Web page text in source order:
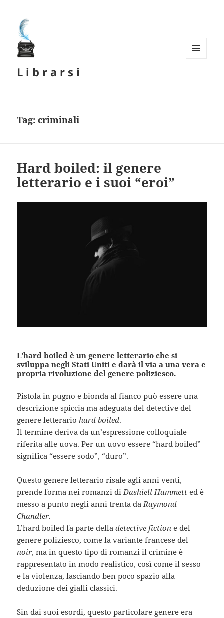
L i b r a r s i
Tag:criminali
Hard boiled: il genere
letterario e i suoi “eroi”
L’hard boiled è un genere letterario che si
sviluppa negli Stati Uniti e darà il via a una vera e
propria rivoluzione del genere poliziesco.
Pistola in pugno e bionda al fianco può essere una
descrizione spiccia ma adeguata del detective del
genere letterario hard boiled.
Il termine deriva da un’espressione colloquiale
riferita alle uova. Per un uovo essere “hard boiled”
significa “essere sodo”, “duro”.
Questo genere letterario risale agli anni venti,
prende forma nei romanzi di Dashiell Hammett ed è
messo a punto negli anni trenta da Raymond
Chandler.
L’hard boiled fa parte delladetective fiction e del
genere poliziesco, come la variante francese del
noir, ma in questo tipo di romanzi il crimine è
rappresentato in modo realistico, così come il sesso
e la violenza, lasciando ben poco spazio alla
deduzione dei gialli classici.
Sin dai suoi esordi, questo particolare genere era